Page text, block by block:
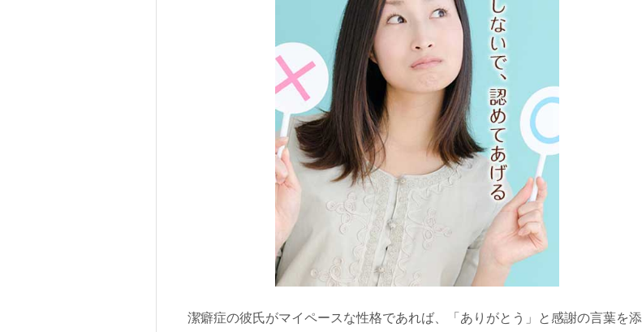
潔癖症の彼氏がマイペースな性格であれば、「ありがとう」と感謝の言葉を添